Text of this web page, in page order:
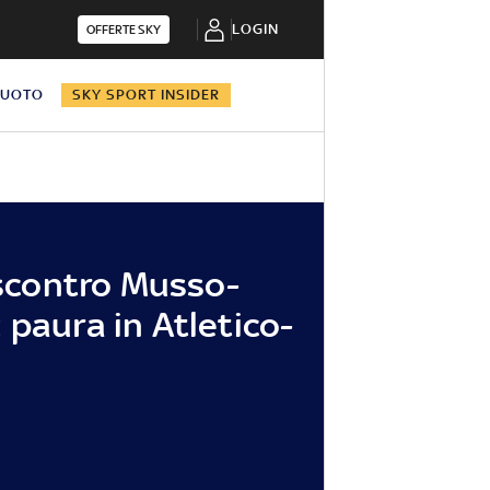
OFFERTE SKY LOGIN
SKY SPORT INSIDER
Musso-
paura in Atletico-